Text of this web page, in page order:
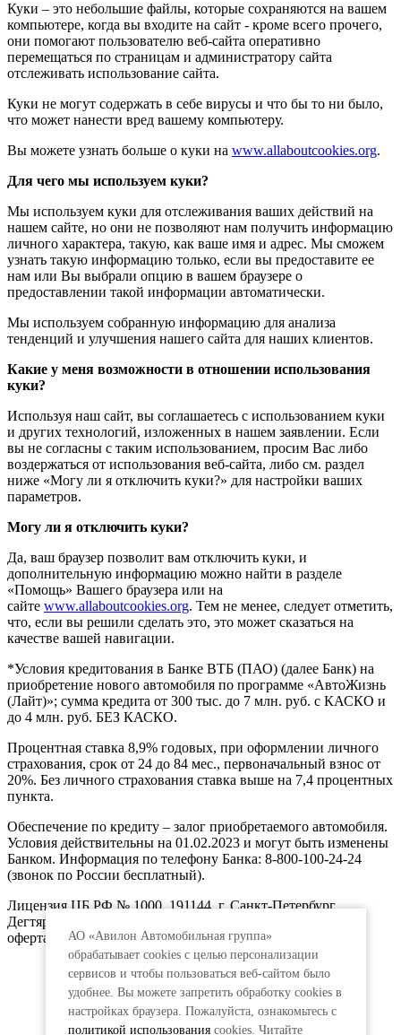
АО «Авилон Автомобильная группа»
обрабатывает cookies с целью персонализации
сервисов и чтобы пользоваться веб-сайтом было
удобнее. Вы можете запретить обработку сookies в
настройках браузера. Пожалуйста, ознакомьтесь с
политикой использования cookies. Читайте
Куки – это небольшие файлы, которые сохраняются на вашем
компьютере, когда вы входите на сайт - кроме всего прочего,
они помогают пользователю веб-сайта оперативно
перемещаться по страницам и администратору сайта
отслеживать использование сайта.
Куки не могут содержать в себе вирусы и что бы то ни было,
что может нанести вред вашему компьютеру.
Вы можете узнать больше о куки на www.allaboutcookies.org.
Для чего мы используем куки?
Мы используем куки для отслеживания ваших действий на
нашем сайте, но они не позволяют нам получить информацию
личного характера, такую, как ваше имя и адрес. Мы сможем
узнать такую информацию только, если вы предоставите ее
нам или Вы выбрали опцию в вашем браузере о
предоставлении такой информации автоматически.
Мы используем собранную информацию для анализа
тенденций и улучшения нашего сайта для наших клиентов.
Какие у меня возможности в отношении использования
куки?
Используя наш сайт, вы соглашаетесь с использованием куки
и других технологий, изложенных в нашем заявлении. Если
вы не согласны с таким использованием, просим Вас либо
воздержаться от использования веб-сайта, либо см. раздел
ниже «Могу ли я отключить куки?» для настройки ваших
параметров.
Могу ли я отключить куки?
Да, ваш браузер позволит вам отключить куки, и
дополнительную информацию можно найти в разделе
«Помощь» Вашего браузера или на
сайте www.allaboutcookies.org. Тем не менее, следует отметить,
что, если вы решили сделать это, это может сказаться на
качестве вашей навигации.
*Условия кредитования в Банке ВТБ (ПАО) (далее Банк) на
приобретение нового автомобиля по программе «АвтоЖизнь
(Лайт)»; сумма кредита от 300 тыс. до 7 млн. руб. с КАСКО и
до 4 млн. руб. БЕЗ КАСКО.
Процентная ставка 8,9% годовых, при оформлении личного
страхования, срок от 24 до 84 мес., первоначальный взнос от
20%. Без личного страхования ставка выше на 7,4 процентных
пункта.
Обеспечение по кредиту – залог приобретаемого автомобиля.
Условия действительны на 01.02.2023 и могут быть изменены
Банком. Информация по телефону Банка: 8-800-100-24-24
(звонок по России бесплатный).
Лицензия ЦБ РФ № 1000, 191144, г. Санкт-Петербург,
Дегтярный пер., д.11, лит.А. www.vtb.ru. Реклама 0+. Не
оферта.